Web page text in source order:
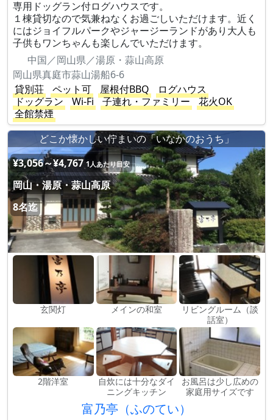
専用ドッグラン付ログハウスです。
１棟貸切なので気兼ねなくお過ごしいただけます。近く
にはジョイフルパークやジャージーランドがあり大人も
子供もワンちゃんも楽しんでいただけます。
中国／岡山県／湯原・蒜山高原
岡山県真庭市蒜山湯船6-6
貸別荘
ペット可 屋根付BBQ
ログハウス
ドッグラン
Wi-Fi 子連れ・ファミリー
花火OK
全館禁煙
どこか懐かしい佇まいの「いなかのおうち」
¥3,056～¥4,767 1人あたり目安
岡山・湯原・蒜山高原
8名迄
玄関灯 メインの和室
リビングルーム（談
話室）
2階洋室
自炊には十分なダイ
ニングキッチン
お風呂は少し広めの
家庭用サイズです
富乃亭（ふのてい）